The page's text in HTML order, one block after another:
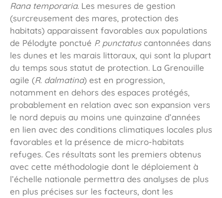
Rana temporaria. Les mesures de gestion
(surcreusement des mares, protection des
habitats) apparaissent favorables aux populations
de Pélodyte ponctué P. punctatuscantonnées dans
les dunes et les marais littoraux, qui sont la plupart
du temps sous statut de protection. La Grenouille
agile (R. dalmatina) est en progression,
notamment en dehors des espaces protégés,
probablement en relation avec son expansion vers
le nord depuis au moins une quinzaine d’années
en lien avec des conditions climatiques locales plus
favorables et la présence de micro-habitats
refuges. Ces résultats sont les premiers obtenus
avec cette méthodologie dont le déploiement à
l’échelle nationale permettra des analyses de plus
en plus précises sur les facteurs, dont les